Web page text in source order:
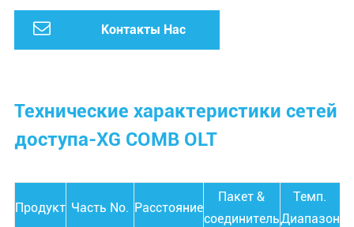
Контакты Нас
Технические характеристики сетей
доступа-XG COMB OLT
Продукт Часть No. Расстояние
Пакет &
соединитель
Темп.
Диапазон